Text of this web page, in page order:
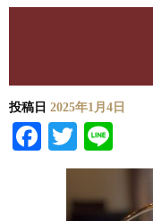
投稿日 2025年1月4日
Facebook
Twitter